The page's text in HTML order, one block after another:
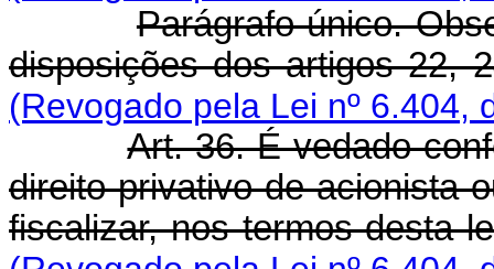
Parágrafo único.
disposições dos artigos 22,
(Revogado pela Lei nº 6.404,
Art. 36. É vedado
direito privativo de acionista
fiscalizar, nos termos desta